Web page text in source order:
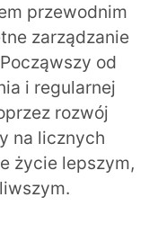
przewodnim
zarządzanie
od
i regularnej
rozwój
na licznych
życie lepszym,